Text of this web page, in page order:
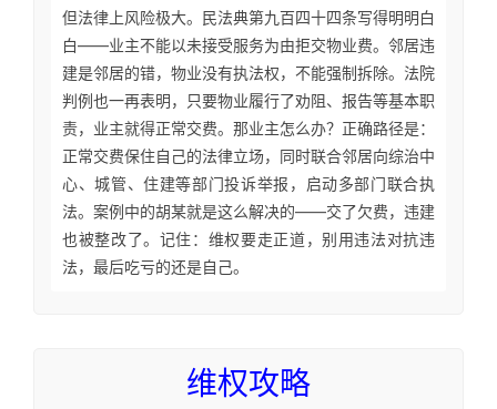
但法律上风险极大。民法典第九百四十四条写得明明白
白——业主不能以未接受服务为由拒交物业费。邻居违
建是邻居的错，物业没有执法权，不能强制拆除。法院
判例也一再表明，只要物业履行了劝阻、报告等基本职
责，业主就得正常交费。那业主怎么办？正确路径是：
正常交费保住自己的法律立场，同时联合邻居向综治中
心、城管、住建等部门投诉举报，启动多部门联合执
法。案例中的胡某就是这么解决的——交了欠费，违建
也被整改了。记住：维权要走正道，别用违法对抗违
法，最后吃亏的还是自己。
维权攻略